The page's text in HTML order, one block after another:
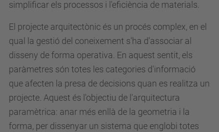
simplificar els processos i l'eficiència de materials.
El projecte arquitectònic és un procés complex, en el
qual la gestió del coneixement s'ha d'associar al
disseny de forma operativa. En aquest sentit, els
paràmetres són totes les categories d'informació
que afecten la presa de decisions quan es realitza un
projecte. Aquest és l'objectiu de l'arquitectura
paramètrica: anar més enllà de la geometria i la
forma, per dissenyar un sistema que englobi totes